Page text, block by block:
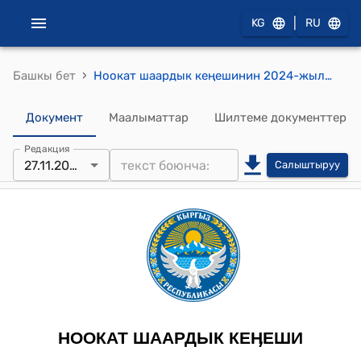
KG RU
Башкы бет › Ноокат шаардык кеңешинин 2024-жылдын 27-ноябрындагы № 3 Ноокат шаардык кеңешинин төрагасын шайлоонун жыйынтыгы жөнүндө токтому
Документ Маалыматтар Шилтеме документтер
Редакция
27.11.2024 Салыштыруу